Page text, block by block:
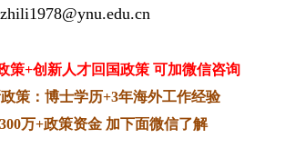
策+创新人才回国政策 可加微信咨询
策：博士学历+3年海外工作经验
万+政策资金 加下面微信了解